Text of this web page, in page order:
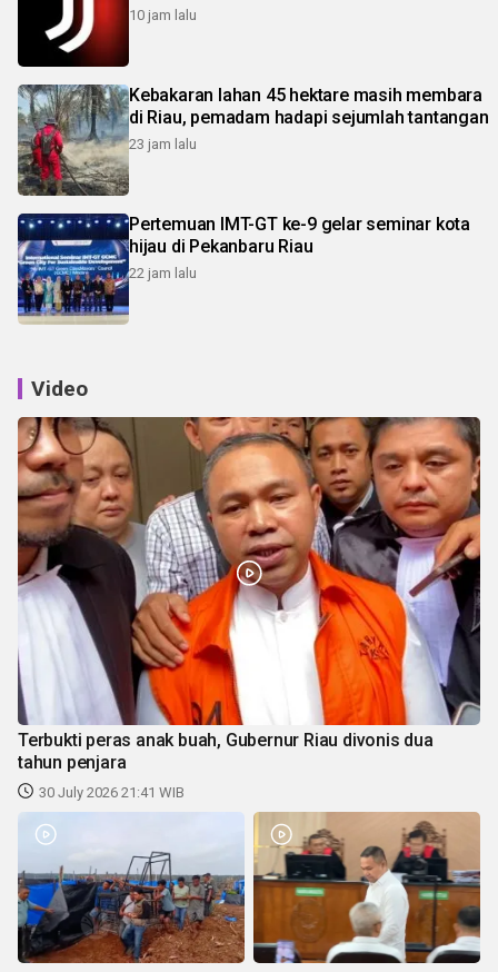
10 jam lalu
Kebakaran lahan 45 hektare masih membara
di Riau, pemadam hadapi sejumlah tantangan
23 jam lalu
Pertemuan IMT-GT ke-9 gelar seminar kota
hijau di Pekanbaru Riau
22 jam lalu
Video
Terbukti peras anak buah, Gubernur Riau divonis dua
tahun penjara
30 July 2026 21:41 WIB